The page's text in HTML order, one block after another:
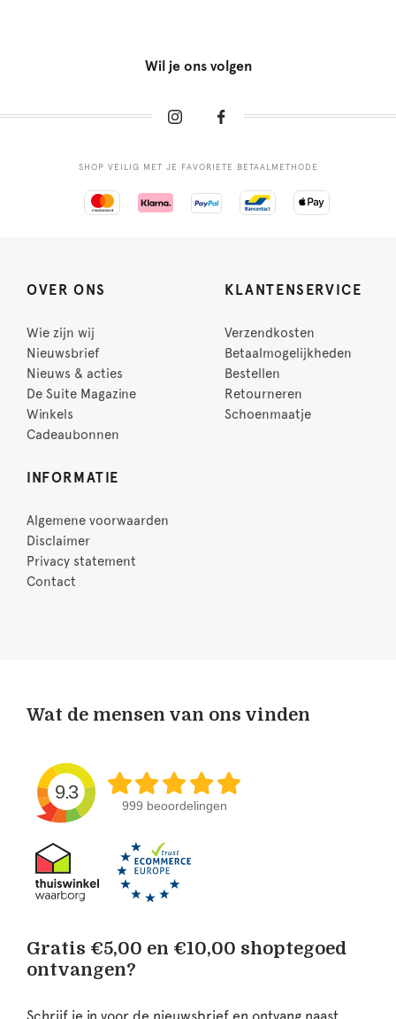
Wil je ons volgen
SHOP VEILIG MET JE FAVORIETE BETAALMETHODE
OVER ONS
Wie zijn wij
Nieuwsbrief
Nieuws & acties
De Suite Magazine
Winkels
Cadeaubonnen
KLANTENSERVICE
Verzendkosten
Betaalmogelijkheden
Bestellen
Retourneren
Schoenmaatje
INFORMATIE
Algemene voorwaarden
Disclaimer
Privacy statement
Contact
Wat de mensen van ons vinden
9.3
999 beoordelingen
Gratis €5,00 en €10,00 shoptegoed
ontvangen?